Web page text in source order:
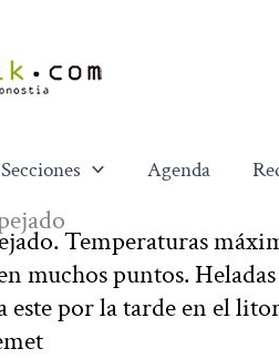
Secciones Agenda
Temperaturas
muchos puntos.
por la tarde en el